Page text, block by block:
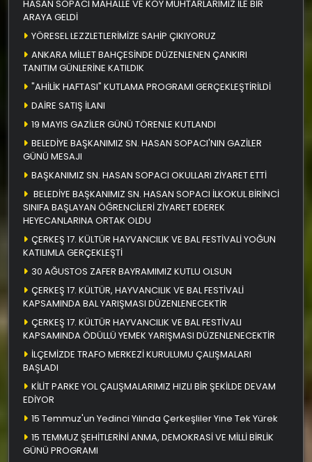
HASAN SOPACI MAHALLE VE KÖY MUHTARLARIMIZ İLE BİR
ARAYA GELDİ
YÖRESEL LEZZLETLERİMİZE SAHİP ÇIKIYORUZ
ANKARA MİLLET BAHÇESİNDE DÜZENLENEN ÇANKIRI
TANITIM GÜNLERİNE KATILDIK
"AHİLİK HAFTASI" KUTLAMA PROGRAMI GERÇEKLEŞTİRİLDİ
DAİRE SATIŞ İLANI
19 MAYIS GAZİLER GÜNÜ TÖRENLE KUTLANDI
BELEDİYE BAŞKANIMIZ SN. HASAN SOPACI'NIN GAZİLER
GÜNÜ MESAJI
BAŞKANIMIZ SN. HASAN SOPACI OKULLARI ZİYARET ETTİ
BELEDİYE BAŞKANIMIZ SN. HASAN SOPACI İLKOKUL BİRİNCİ
SINIFA BAŞLAYAN ÖĞRENCİLERİ ZİYARET EDEREK
HEYECANLARINA ORTAK OLDU
ÇERKEŞ 17. KÜLTÜR HAYVANCILIK VE BAL FESTİVALİ YOĞUN
KATILIMLA GERÇEKLEŞTİ
30 AĞUSTOS ZAFER BAYRAMIMIZ KUTLU OLSUN
ÇERKEŞ 17. KÜLTÜR, HAYVANCILIK VE BAL FESTİVALİ
KAPSAMINDA BAL YARIŞMASI DÜZENLENECEKTİR
ÇERKEŞ 17. KÜLTÜR HAYVANCILIK VE BAL FESTİVALI
KAPSAMINDA ÖDÜLLÜ YEMEK YARIŞMASI DÜZENLENECEKTİR
İLÇEMİZDE TRAFO MERKEZİ KURULUMU ÇALIŞMALARI
BAŞLADI
KİLİT PARKE YOL ÇALIŞMALARIMIZ HIZLI BİR ŞEKİLDE DEVAM
EDİYOR
15 Temmuz'un Yedinci Yılında Çerkeşliler Yine Tek Yürek
15 TEMMUZ ŞEHİTLERİNİ ANMA, DEMOKRASİ VE MİLLİ BİRLİK
GÜNÜ PROGRAMI